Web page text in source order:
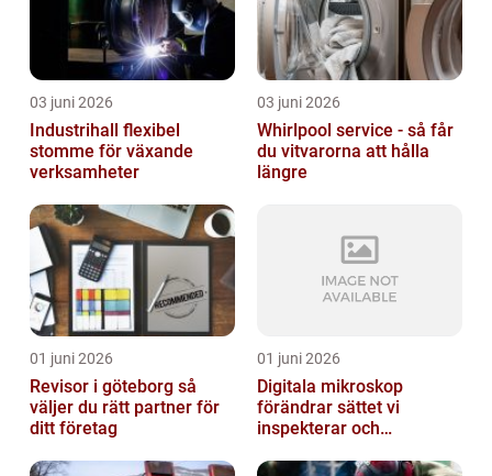
03 juni 2026
Industrihall flexibel
stomme för växande
verksamheter
03 juni 2026
Whirlpool service - så får
du vitvarorna att hålla
längre
01 juni 2026
Revisor i göteborg så
väljer du rätt partner för
ditt företag
01 juni 2026
Digitala mikroskop
förändrar sättet vi
inspekterar och